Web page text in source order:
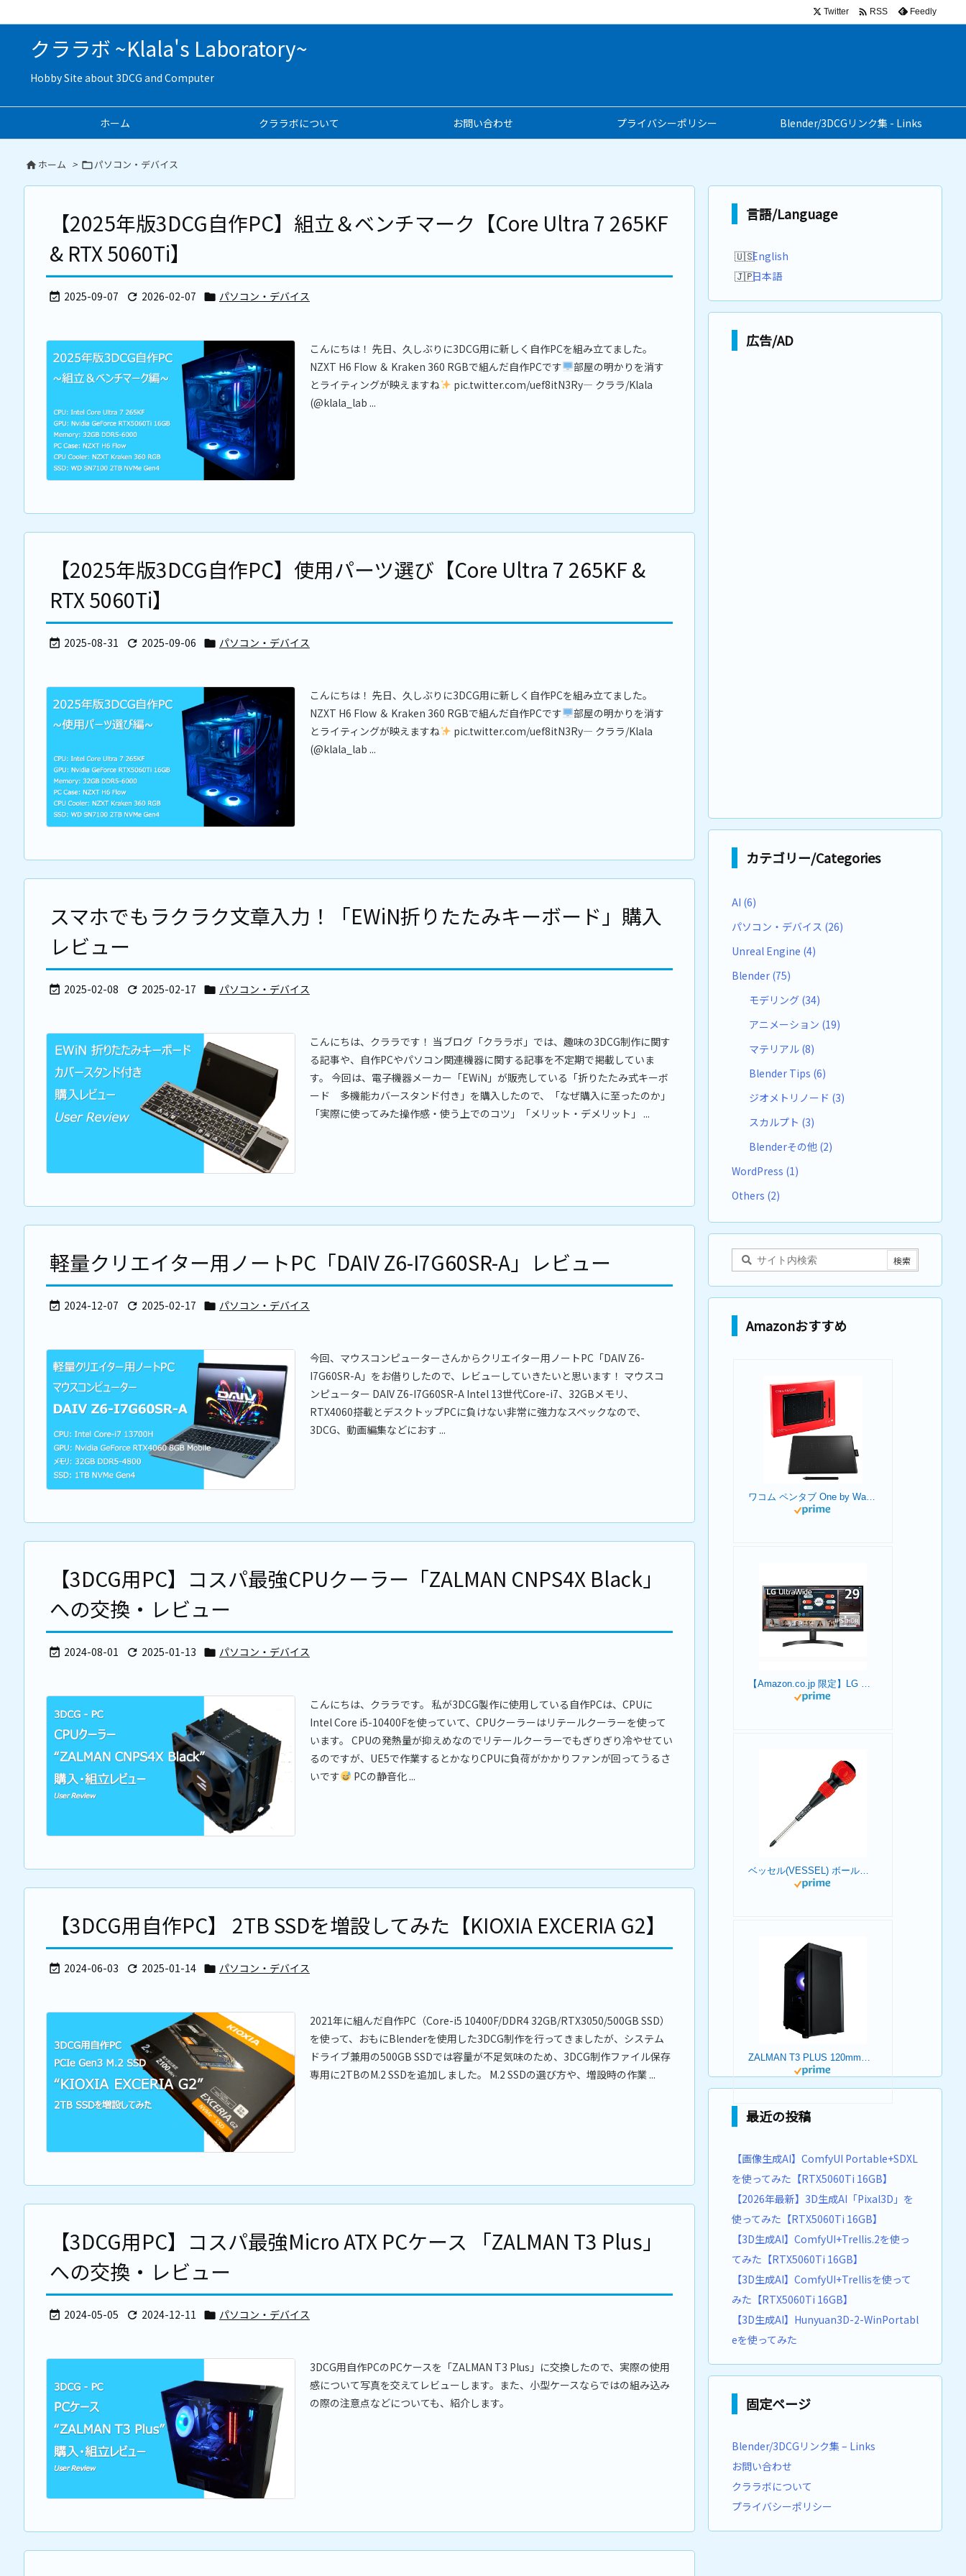
クララボ ~Klala's Laboratory~
Hobby Site about 3DCG and Computer
ホーム クララボについて お問い合わせ プライバシーポリシー Blender/3DCGリンク集 - Links
Twitter  RSS Feedly
 ホーム > パソコン・デバイス
【2025年版3DCG自作PC】組立＆ベンチマーク【Core Ultra 7 265KF
& RTX 5060Ti】
 2025-09-07  2026-02-07  パソコン・デバイス
こんにちは！ 先日、久しぶりに3DCG用に新しく自作PCを組み立てました。
NZXT H6 Flow ＆ Kraken 360 RGBで組んだ自作PCです
部屋の明かりを消す
とライティングが映えますね
pic.twitter.com/uef8itN3Ry— クララ/Klala
(@klala_lab ...
【2025年版3DCG自作PC】使用パーツ選び【Core Ultra 7 265KF &
RTX 5060Ti】
 2025-08-31  2025-09-06  パソコン・デバイス
こんにちは！ 先日、久しぶりに3DCG用に新しく自作PCを組み立てました。
NZXT H6 Flow ＆ Kraken 360 RGBで組んだ自作PCです
部屋の明かりを消す
とライティングが映えますね
pic.twitter.com/uef8itN3Ry— クララ/Klala
(@klala_lab ...
スマホでもラクラク文章入力！「EWiN折りたたみキーボード」購入
レビュー
 2025-02-08  2025-02-17  パソコン・デバイス
こんにちは、クララです！ 当ブログ「クララボ」では、趣味の3DCG制作に関す
る記事や、自作PCやパソコン関連機器に関する記事を不定期で掲載していま
す。 今回は、電子機器メーカー「EWiN」が販売している「折りたたみ式キーボ
ード 多機能カバースタンド付き」を購入したので、「なぜ購入に至ったのか」
「実際に使ってみた操作感・使う上でのコツ」「メリット・デメリット」 ...
軽量クリエイター用ノートPC「DAIV Z6-I7G60SR-A」レビュー
 2024-12-07  2025-02-17  パソコン・デバイス
今回、マウスコンピューターさんからクリエイター用ノートPC「DAIV Z6-
I7G60SR-A」をお借りしたので、レビューしていきたいと思います！ マウスコ
ンピューター DAIV Z6-I7G60SR-A Intel 13世代Core-i7、32GBメモリ、
RTX4060搭載とデスクトップPCに負けない非常に強力なスペックなので、
3DCG、動画編集などにおす ...
【3DCG用PC】コスパ最強CPUクーラー「ZALMAN CNPS4X Black」
への交換・レビュー
 2024-08-01  2025-01-13  パソコン・デバイス
こんにちは、クララです。 私が3DCG製作に使用している自作PCは、CPUに
Intel Core i5-10400Fを使っていて、CPUクーラーはリテールクーラーを使って
います。 CPUの発熱量が抑えめなのでリテールクーラーでもぎりぎり冷やせてい
るのですが、UE5で作業するとかなりCPUに負荷がかかりファンが回ってうるさ
いです
PCの静音化 ...
【3DCG用自作PC】 2TB SSDを増設してみた【KIOXIA EXCERIA G2】
 2024-06-03  2025-01-14  パソコン・デバイス
2021年に組んだ自作PC（Core-i5 10400F/DDR4 32GB/RTX3050/500GB SSD）
を使って、おもにBlenderを使用した3DCG制作を行ってきましたが、システム
ドライブ兼用の500GB SSDでは容量が不足気味のため、3DCG制作ファイル保存
専用に2TBのM.2 SSDを追加しました。 M.2 SSDの選び方や、増設時の作業 ...
【3DCG用PC】コスパ最強Micro ATX PCケース 「ZALMAN T3 Plus」
への交換・レビュー
 2024-05-05  2024-12-11  パソコン・デバイス
3DCG用自作PCのPCケースを「ZALMAN T3 Plus」に交換したので、実際の使用
感について写真を交えてレビューします。また、小型ケースならではの組み込み
の際の注意点などについても、紹介します。
言語/Language
English
日本語
広告/AD
カテゴリー/Categories
AI (6)
パソコン・デバイス (26)
Unreal Engine (4)
Blender (75)
モデリング (34)
アニメーション (19)
マテリアル (8)
Blender Tips (6)
ジオメトリノード (3)
スカルプト (3)
Blenderその他 (2)
WordPress (1)
Others (2)
Amazonおすすめ
ワコム ペンタブ One by Wacom Medium Chromebook 対応 ペン入力専用モデル Mサイズ 板タブ CTL-672/K0-C
【Amazon.co.jp 限定】LG モニター ディスプレイ 29WL500-B 29インチ /作業効率アップ、ビジネス、プログラミング、トレーディング、グラフィック、映画/21:9 平面ウルトラワイド(2560×1080) / HDR/IPS 非光沢/FreeSync対応/ブルーライト低減、フリッカーセーフ/HDMI×2 / 3年安心・無輝点保証
ベッセル(VESSEL) ボールグリップドライバー +2×100 220
ZALMAN T3 PLUS 120mmファン 2基 標準搭載 Micro-ATX ミニタワー PCケース T3 PLUS CS8683
最近の投稿
【画像生成AI】ComfyUI Portable+SDXL
を使ってみた【RTX5060Ti 16GB】
【2026年最新】3D生成AI「Pixal3D」を
使ってみた【RTX5060Ti 16GB】
【3D生成AI】ComfyUI+Trellis.2を使っ
てみた【RTX5060Ti 16GB】
【3D生成AI】ComfyUI+Trellisを使って
みた【RTX5060Ti 16GB】
【3D生成AI】Hunyuan3D-2-WinPortabl
eを使ってみた
固定ページ
Blender/3DCGリンク集 – Links
お問い合わせ
クララボについて
プライバシーポリシー